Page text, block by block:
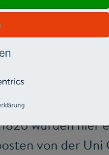
und-das-
wurden hier
von der Uni